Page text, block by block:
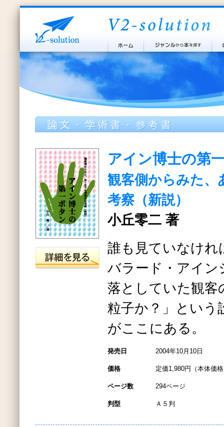
アイン博士の第
観客側からみた、
考察（新説）
小丘零二 著
誰も見ていなけ
バラード・アイン
落としていた観客
粒子か？」という
がここにある。
発売日 2004年10月10日
価格 定価1,980円（本体価
ページ数 294ページ
判型 Ａ５判